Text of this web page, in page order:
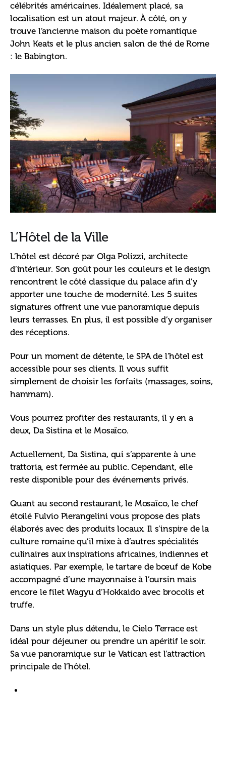
célébrités américaines. Idéalement placé, sa
localisation est un atout majeur. À côté, on y
trouve l’ancienne maison du poète romantique
John Keats et le plus ancien salon de thé de Rome
: le Babington.
L’Hôtel de la Ville
L’hôtel est décoré par Olga Polizzi, architecte
d’intérieur. Son goût pour les couleurs et le design
rencontrent le côté classique du palace afin d’y
apporter une touche de modernité. Les 5 suites
signatures offrent une vue panoramique depuis
leurs terrasses. En plus, il est possible d’y organiser
des réceptions.
Pour un moment de détente, le SPA de l’hôtel est
accessible pour ses clients. Il vous suffit
simplement de choisir les forfaits (massages, soins,
hammam).
Vous pourrez profiter des restaurants, il y en a
deux, Da Sistina et le Mosaïco.
Actuellement, Da Sistina, qui s’apparente à une
trattoria, est fermée au public. Cependant, elle
reste disponible pour des événements privés.
Quant au second restaurant, le Mosaïco, le chef
étoilé Fulvio Pierangelini vous propose des plats
élaborés avec des produits locaux. Il s’inspire de la
culture romaine qu’il mixe à d’autres spécialités
culinaires aux inspirations africaines, indiennes et
asiatiques. Par exemple, le tartare de bœuf de Kobe
accompagné d’une mayonnaise à l’oursin mais
encore le filet Wagyu d’Hokkaido avec brocolis et
truffe.
Dans un style plus détendu, le Cielo Terrace est
idéal pour déjeuner ou prendre un apéritif le soir.
Sa vue panoramique sur le Vatican est l’attraction
principale de l’hôtel.